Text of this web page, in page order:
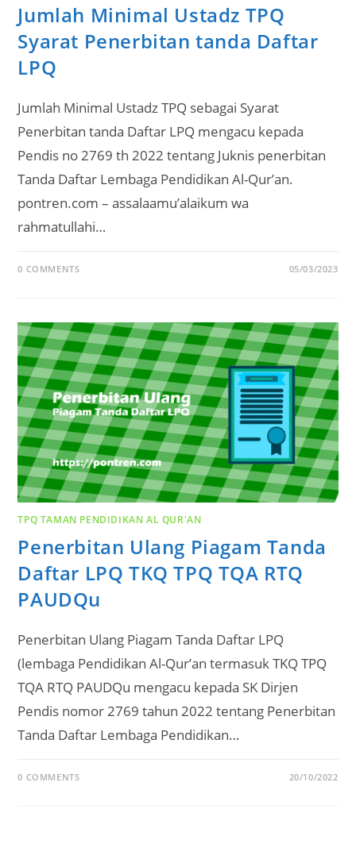
Jumlah Minimal Ustadz TPQ
Syarat Penerbitan tanda Daftar
LPQ
Jumlah Minimal Ustadz TPQ sebagai Syarat
Penerbitan tanda Daftar LPQ mengacu kepada
Pendis no 2769 th 2022 tentang Juknis penerbitan
Tanda Daftar Lembaga Pendidikan Al-Qur’an.
pontren.com – assalaamu’alaikum wa
rahmatullahi…
0 COMMENTS 05/03/2023
TPQ TAMAN PENDIDIKAN AL QUR'AN
Penerbitan Ulang Piagam Tanda
Daftar LPQ TKQ TPQ TQA RTQ
PAUDQu
Penerbitan Ulang Piagam Tanda Daftar LPQ
(lembaga Pendidikan Al-Qur’an termasuk TKQ TPQ
TQA RTQ PAUDQu mengacu kepada SK Dirjen
Pendis nomor 2769 tahun 2022 tentang Penerbitan
Tanda Daftar Lembaga Pendidikan…
0 COMMENTS 20/10/2022